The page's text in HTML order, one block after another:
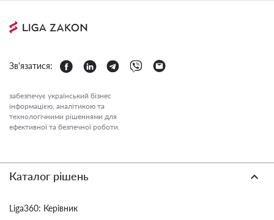
Зв'язатися:
забезпечує український бізнес
інформацією, аналітикою та
технологічними рішеннями для
ефективної та безпечної роботи.
Каталог рішень
Liga360: Керівник